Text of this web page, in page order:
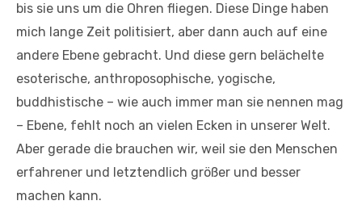
bis sie uns um die Ohren fliegen. Diese Dinge haben
mich lange Zeit politisiert, aber dann auch auf eine
andere Ebene gebracht. Und diese gern belächelte
esoterische, anthroposophische, yogische,
buddhistische – wie auch immer man sie nennen mag
– Ebene, fehlt noch an vielen Ecken in unserer Welt.
Aber gerade die brauchen wir, weil sie den Menschen
erfahrener und letztendlich größer und besser
machen kann.